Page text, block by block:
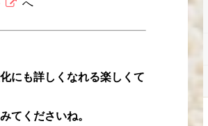
へ
にも詳しくなれる楽しくて
てくださいね。